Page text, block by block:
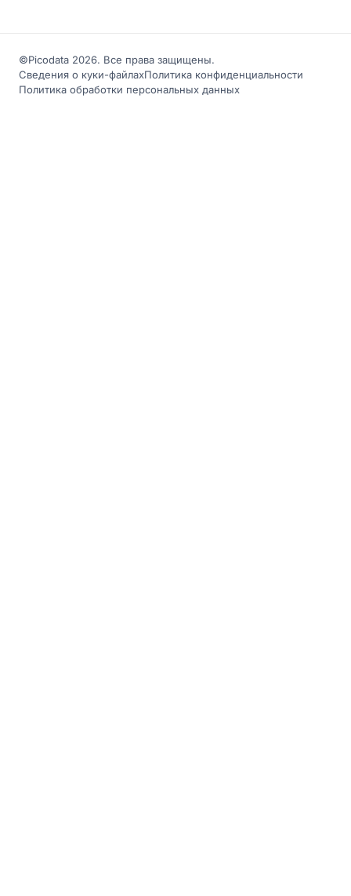
©Picodata 2026. Все права защищены.
Сведения о куки-файлахПолитика конфиденциальности
Политика обработки персональных данных